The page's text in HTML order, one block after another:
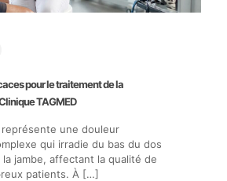
pour le traitement de la
TAGMED
représente une douleur
qui irradie du bas du dos
la jambe, affectant la qualité de
patients. À […]